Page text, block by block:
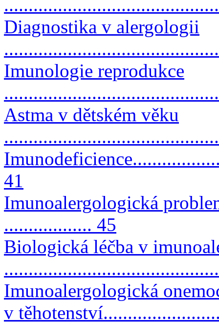
Diagnostika v alergologii
Imunologie reprodukce
Astma v dětském věku
41
Imunoalergologická
.................. 45
Biologická léčba v
Imunoalergologická
v